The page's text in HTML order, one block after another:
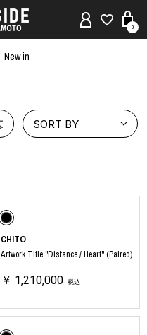
0
New in
SORT BY
CHITO
Artwork Title "Distance / Heart" (Paired)
￥ 1,210,000 税込